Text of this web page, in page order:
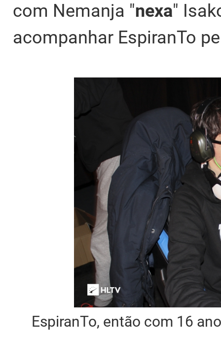
com Nemanja "nexa"
acompanhar EspiranTo
EspiranTo, então com 16